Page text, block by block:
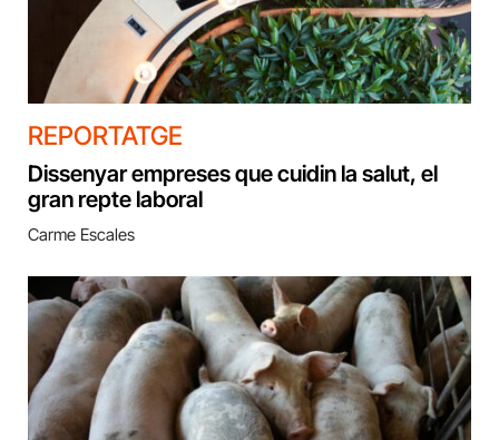
REPORTATGE
Dissenyar empreses que cuidin la salut, el
gran repte laboral
Carme Escales